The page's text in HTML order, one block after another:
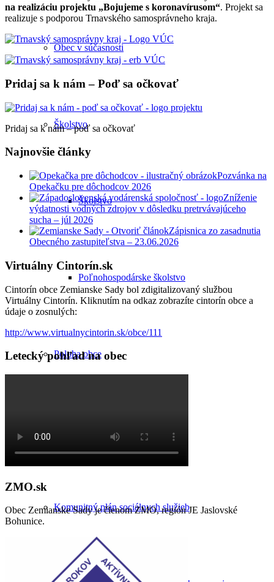
Obec v súčasnosti
Školstvo
Školstvo
Poľnohospodárske školstvo
Poloha obce
Komunitný plán sociálnych služieb
na realizáciu projektu „Bojujeme s koronavírusom“. Projekt sa
realizuje s podporou Trnavského samosprávneho kraja.
Pridaj sa k nám – Poď sa očkovať
Pridaj sa k nám – poď sa očkovať
Najnovšie články
Pozvánka na
Opekačku pre dôchodcov 2026
Zníženie
výdatnosti vodných zdrojov v dôsledku pretrvávajúceho
sucha – júl 2026
Zápisnica zo zasadnutia
Obecného zastupiteľstva – 23.06.2026
Virtuálny Cintorín.sk
Cintorín obce Zemianske Sady bol zdigitalizovaný službou
Virtuálny Cintorín. Kliknutím na odkaz zobrazíte cintorín obce a
údaje o zosnulých:
http://www.virtualnycintorin.sk/obce/111
Letecký pohľad na obec
ZMO.sk
Obec Zemianske Sady je členom ZMO, región JE Jaslovské
Bohunice.